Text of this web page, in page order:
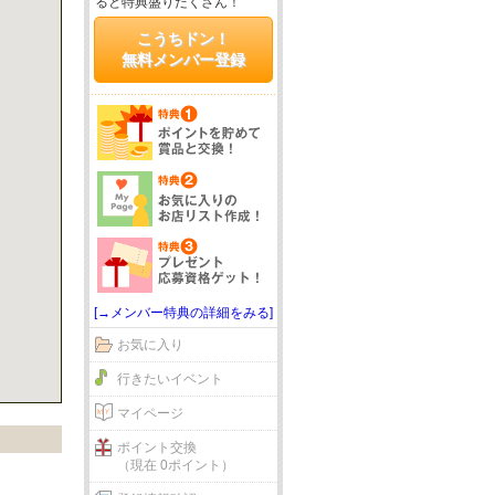
こうちドン！
無料メンバー登録
[→メンバー特典の詳細をみる]
お気に入り
行きたいイベント
マイページ
ポイント交換
（現在 0ポイント）